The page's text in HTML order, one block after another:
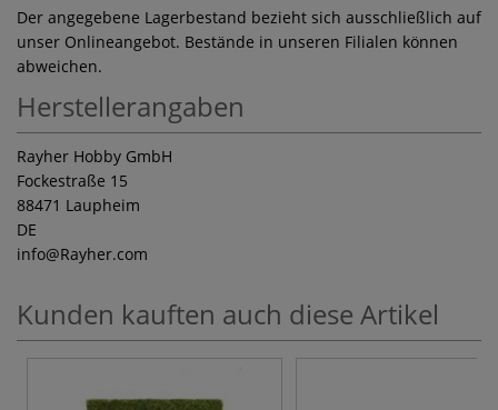
Der angegebene Lagerbestand bezieht sich ausschließlich auf
unser Onlineangebot. Bestände in unseren Filialen können
abweichen.
Herstellerangaben
Rayher Hobby GmbH
Fockestraße 15
88471 Laupheim
DE
info@Rayher.com
Kunden kauften auch diese Artikel